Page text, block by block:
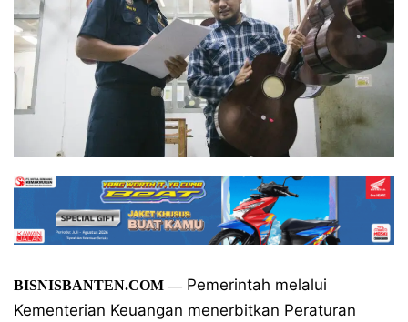
BISNISBANTEN.COM—Pemerintah melalui
Kementerian Keuangan menerbitkan Peraturan